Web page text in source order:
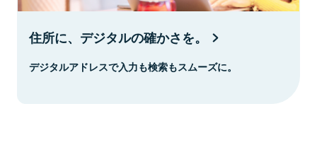
住所に、デジタルの確かさを。
デジタルアドレスで入力も検索もスムーズに。